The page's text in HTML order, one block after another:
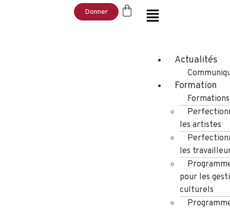
Donner
Actualités
Formation
les artistes
les
pour les
culturels